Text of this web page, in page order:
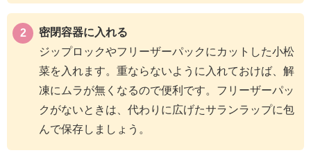
密閉容器に入れる
ジップロックやフリーザーパックにカットした小松
菜を入れます。重ならないように入れておけば、解
凍にムラが無くなるので便利です。フリーザーパッ
クがないときは、代わりに広げたサランラップに包
んで保存しましょう。